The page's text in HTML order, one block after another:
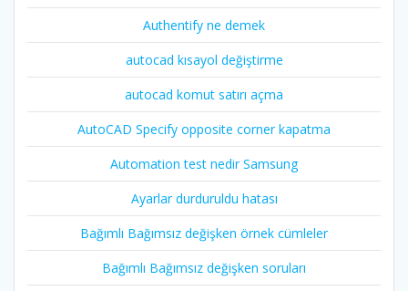
Authentify ne demek
autocad kısayol değiştirme
autocad komut satırı açma
AutoCAD Specify opposite corner kapatma
Automation test nedir Samsung
Ayarlar durduruldu hatası
Bağımlı Bağımsız değişken örnek cümleler
Bağımlı Bağımsız değişken soruları